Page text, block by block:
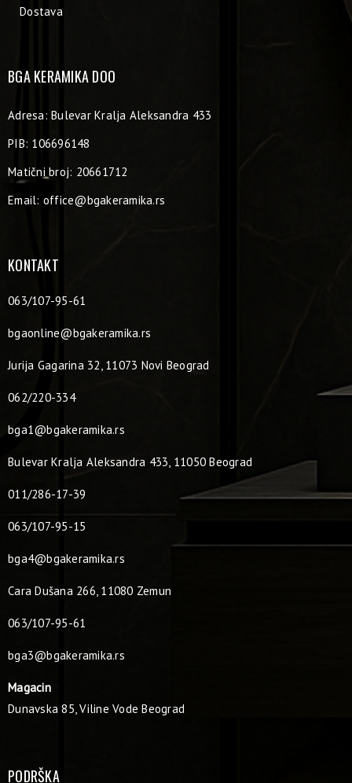
Dostava
BGA KERAMIKA DOO
Adresa: Bulevar Kralja Aleksandra 433
PIB: 106696148
Matični broj: 20661712
Email: office@bgakeramika.rs
KONTAKT
063/107-95-61
bgaonline@bgakeramika.rs
Jurija Gagarina 32, 11073 Novi Beograd
062/220-334
bga1@bgakeramika.rs
Bulevar Kralja Aleksandra 433, 11050 Beograd
011/286-17-39
063/107-95-15
bga4@bgakeramika.rs
Cara Dušana 266, 11080 Zemun
063/107-95-61
bga3@bgakeramika.rs
Magacin
Dunavska 85, Viline Vode Beograd
PODRŠKA